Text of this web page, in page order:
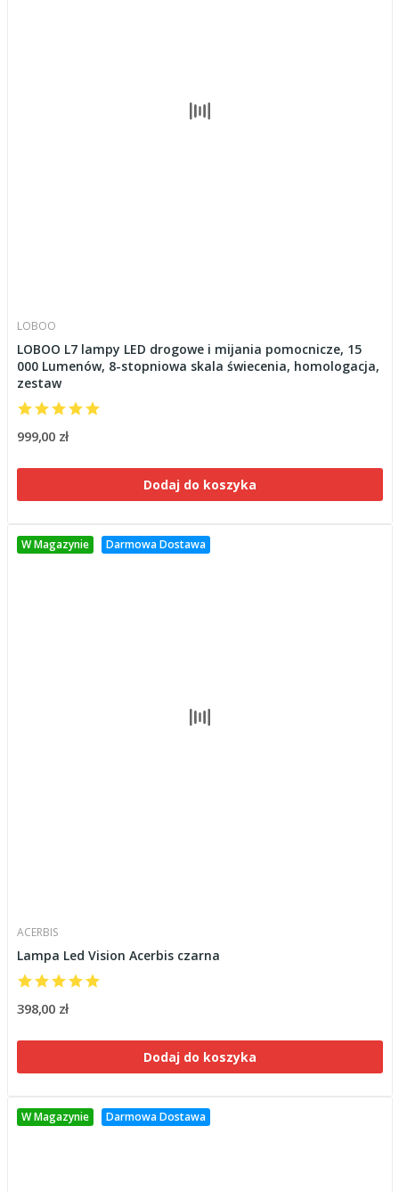
LOBOO
LOBOO L7 lampy LED drogowe i mijania pomocnicze, 15
000 Lumenów, 8-stopniowa skala świecenia, homologacja,
zestaw
999,00 zł
Dodaj do koszyka
W Magazynie Darmowa Dostawa
ACERBIS
Lampa Led Vision Acerbis czarna
398,00 zł
Dodaj do koszyka
W Magazynie Darmowa Dostawa